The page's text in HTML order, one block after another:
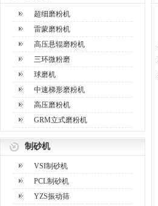
超细磨粉机
雷蒙磨粉机
高压悬辊磨粉机
三环微粉磨
球磨机
中速梯形磨粉机
高压磨粉机
GRM立式磨粉机
制砂机
VSI制砂机
PCL制砂机
YZS振动筛